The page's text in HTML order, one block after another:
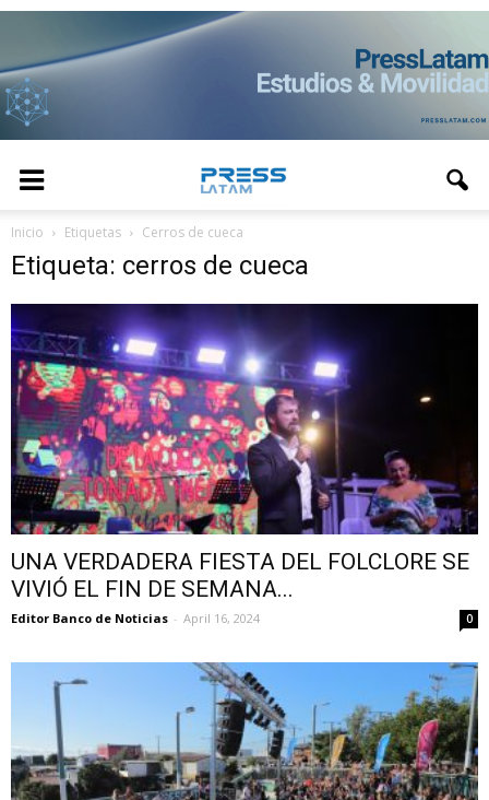
Inicio Etiquetas Cerros de cueca
Etiqueta: cerros de cueca
UNA VERDADERA FIESTA DEL FOLCLORE SE
VIVIÓ EL FIN DE SEMANA...
Editor Banco de Noticias - April 16, 2024 0